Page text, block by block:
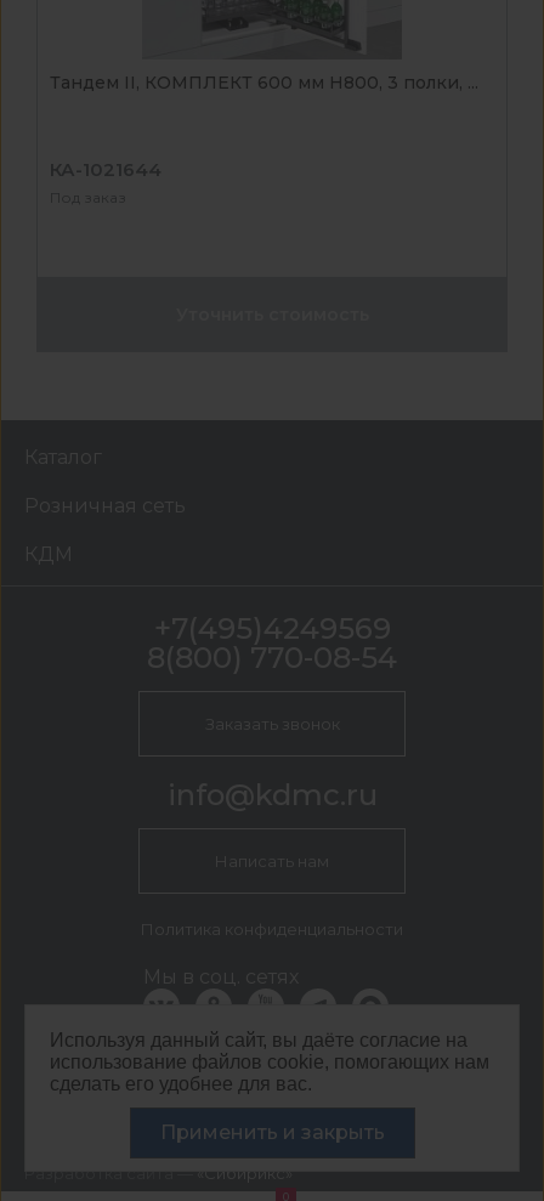
0
Тандем II, КОМПЛЕКТ 600 мм Н800, 3 полки, ...
КА-1021644
Под заказ
Используя данный сайт, вы даёте согласие на
использование файлов cookie, помогающих нам
сделать его удобнее для вас.
Применить и закрыть
Каталог
Розничная сеть
КДМ
КДМ Москва
г. Москва, Кавказский бульвар, 54
+7(495)4249569
8(800) 770-08-54
Заказать звонок
info@kdmc.ru
Написать нам
Политика конфиденциальности
Мы в соц. сетях
ООО ЦЕНТР КДМ. ИНН: 3661037157 ОГРН: 1063667287551
Разработка сайта —«Сибирикс»